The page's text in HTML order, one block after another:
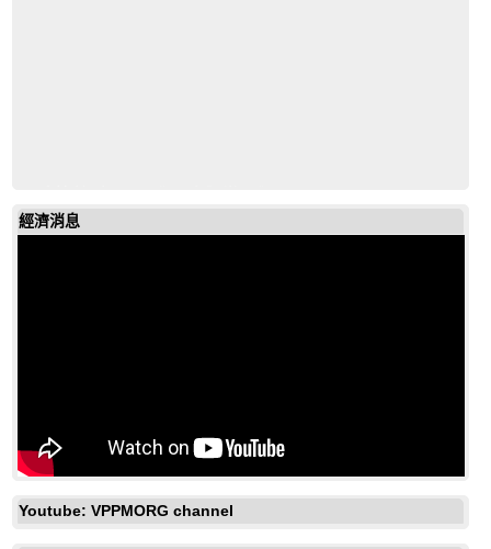
經濟消息
Youtube: VPPMORG channel